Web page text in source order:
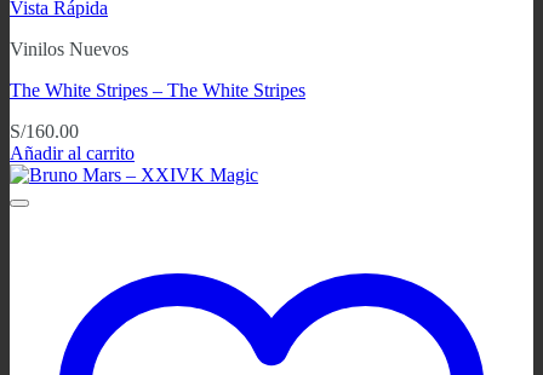
Vista Rápida
Vinilos Nuevos
The White Stripes – The White Stripes
S/160.00
Añadir al carrito